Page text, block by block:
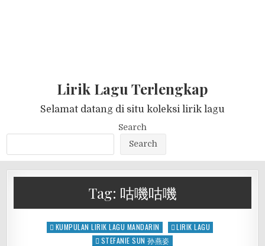
Lirik Lagu Terlengkap
Selamat datang di situ koleksi lirik lagu
Search
Search
Tag: 咕嘰咕嘰
Posted
KUMPULAN LIRIK LAGU MANDARIN
LIRIK LAGU
STEFANIE SUN 孙燕姿